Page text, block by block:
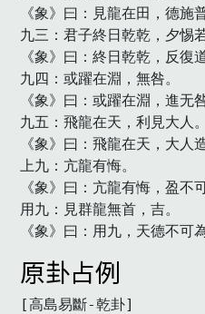
《象》曰：見龍在田，德施
九三：君子終日乾乾，夕惕
《象》曰：終日乾乾，反復
九四：或躍在淵，無咎。
《象》曰：或躍在淵，進无
九五：飛龍在天，利見大人。
《象》曰：飛龍在天，大人
上九：亢龍有悔。
《象》曰：亢龍有悔，盈不
用九：見群龍無首，吉。
《象》曰：用九，天德不可
原卦占例
[高島易斷-乾卦]